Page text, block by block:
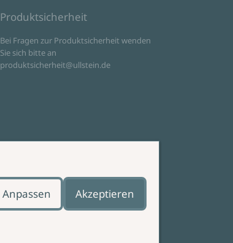
Produktsicherheit
Bei Fragen zur Produktsicherheit wenden
Sie sich bitte an
produktsicherheit@ullstein.de
Anpassen Akzeptieren